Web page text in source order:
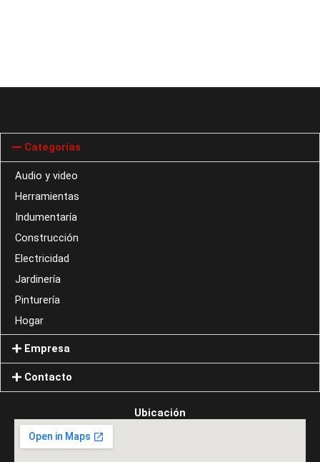
Categorías
Audio y video
Herramientas
Indumentaría
Construcción
Electricidad
Jardinería
Pinturería
Hogar
Empresa
Contacto
Ubicación